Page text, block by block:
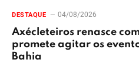
DESTAQUE 04/08/2026
Axécleteiros renasce
promete agitar os
Bahia